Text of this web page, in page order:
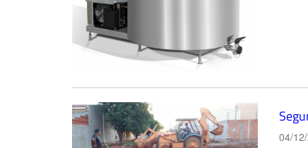
04/